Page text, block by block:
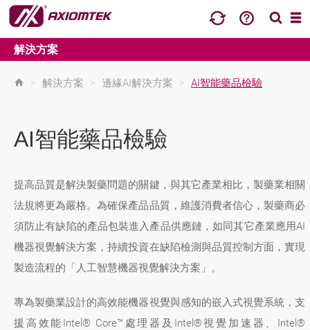
解決方案
> 解決方案 > 邊緣AI解決方案 > AI智能藥品檢驗
AI智能藥品檢驗
提高品質是解決製藥問題的關鍵，與其它產業相比，製藥業相關
法規將更為嚴格。為確保產品品質，維護消費者信心，製藥商必
須防止有缺陷的產品包裝進入產品供應鏈，如同其它產業應用AI
機器視覺解決方案，持續投資在缺陷檢測與品質控制方面，實現
製造流程的「人工智慧機器視覺解決方案」。
專為製藥業設計的高效能機器視覺與感知的嵌入式視覺系統，支
援高效能Intel® Core™處理器及Intel®視覺加速器、Intel®